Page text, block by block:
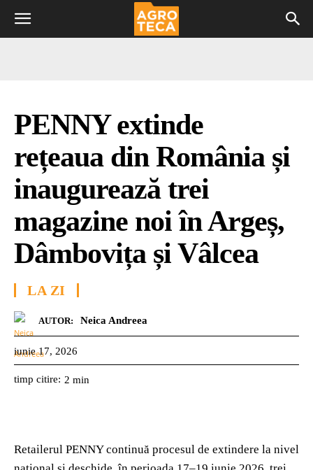
PENNY extinde
rețeaua din România și
inaugurează trei
magazine noi în Argeș,
Dâmbovița și Vâlcea
LA ZI
AUTOR: Neica Andreea
iunie 17, 2026
timp citire: 2 min
Retailerul PENNY continuă procesul de extindere la nivel